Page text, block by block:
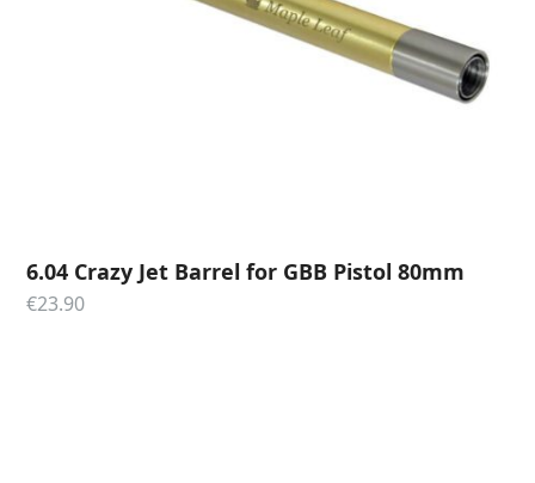
6.04 Crazy Jet Barrel for GBB Pistol 80mm
€23.90